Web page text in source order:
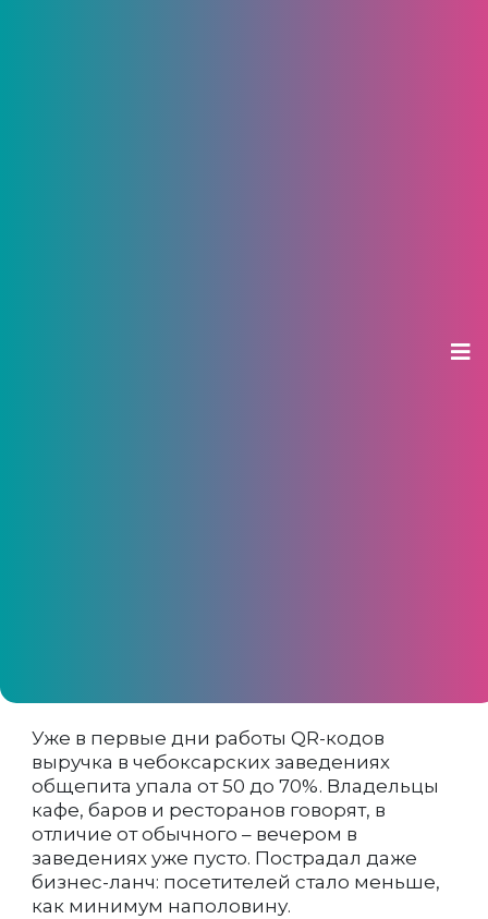
Уже в первые дни работы QR-кодов
выручка в чебоксарских заведениях
общепита упала от 50 до 70%. Владельцы
кафе, баров и ресторанов говорят, в
отличие от обычного – вечером в
заведениях уже пусто. Пострадал даже
бизнес-ланч: посетителей стало меньше,
как минимум наполовину.